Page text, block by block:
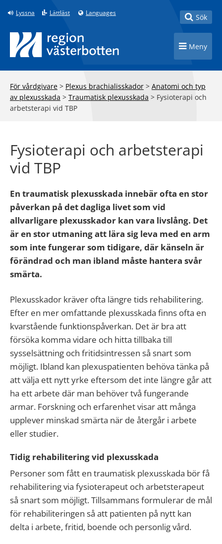
Till innehåll på sidan
Lyssna Lättläst Languages Toggle
Sök
Toggle
Meny
För vårdgivare > Plexus brachialisskador > Anatomi och typ
av plexusskada > Traumatisk plexusskada > Fysioterapi och
arbetsterapi vid TBP
Fysioterapi och arbetsterapi
vid TBP
En traumatisk plexusskada innebär ofta en stor
påverkan på det dagliga livet som vid
allvarligare plexusskador kan vara livslång. Det
är en stor utmaning att lära sig leva med en arm
som inte fungerar som tidigare, där känseln är
förändrad och man ibland måste hantera svår
smärta.
Plexusskador kräver ofta längre tids rehabilitering.
Efter en mer omfattande plexusskada finns ofta en
kvarstående funktionspåverkan. Det är bra att
försöka komma vidare och hitta tillbaka till
sysselsättning och fritidsintressen så snart som
möjligt. Ibland kan plexuspatienten behöva tänka på
att välja ett nytt yrke eftersom det inte längre går att
ha ett arbete där man behöver två fungerande
armar. Forskning och erfarenhet visar att många
upplever minskad smärta när de återgår i arbete
eller studier.
Tidig rehabilitering vid plexusskada
Personer som fått en traumatisk plexusskada bör få
rehabilitering via fysioterapeut och arbetsterapeut
så snart som möjligt. Tillsammans formulerar de mål
för rehabiliteringen så att patienten på nytt kan
delta i arbete, fritid, boende och personlig vård.